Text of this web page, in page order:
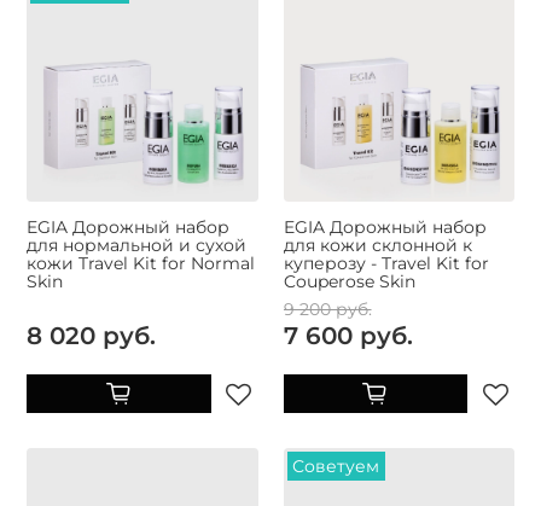
EGIA Дорожный набор
для нормальной и сухой
кожи Travel Kit for Normal
Skin
8 020 руб.
EGIA Дорожный набор
для кожи склонной к
куперозу - Travel Kit for
Couperose Skin
9 200 руб.
7 600 руб.
Советуем